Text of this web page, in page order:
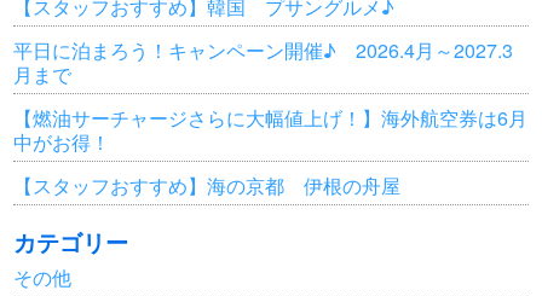
【スタッフおすすめ】韓国 プサングルメ♪
平日に泊まろう！キャンペーン開催♪ 2026.4月～2027.3
月まで
【燃油サーチャージさらに大幅値上げ！】海外航空券は6月
中がお得！
【スタッフおすすめ】海の京都 伊根の舟屋
カテゴリー
その他